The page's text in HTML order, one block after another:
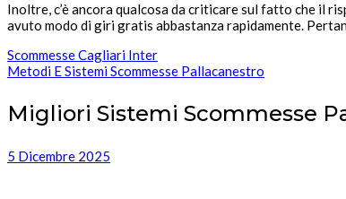
Inoltre, c’è ancora qualcosa da criticare sul fatto che il
avuto modo di giri gratis abbastanza rapidamente.
Scommesse Cagliari Inter
Metodi E Sistemi Scommesse Pallacanestro
Migliori Sistemi Scommesse
5 Dicembre 2025